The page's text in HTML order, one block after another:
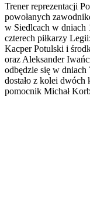
Trener reprezentacji
powołanych
w Siedlcach w dniach
czterech piłkarzy
Kacper Potulski i
oraz Aleksander
odbędzie się w dniach
dostało z kolei
pomocnik Michał